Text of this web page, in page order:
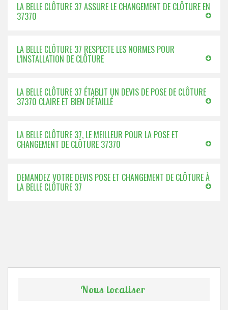
LA BELLE CLÔTURE 37 ASSURE LE CHANGEMENT DE CLÔTURE EN
37370
LA BELLE CLÔTURE 37 RESPECTE LES NORMES POUR
L’INSTALLATION DE CLÔTURE
LA BELLE CLÔTURE 37 ÉTABLIT UN DEVIS DE POSE DE CLÔTURE
37370 CLAIRE ET BIEN DÉTAILLÉ
LA BELLE CLÔTURE 37, LE MEILLEUR POUR LA POSE ET
CHANGEMENT DE CLÔTURE 37370
DEMANDEZ VOTRE DEVIS POSE ET CHANGEMENT DE CLÔTURE À
LA BELLE CLÔTURE 37
Nous localiser